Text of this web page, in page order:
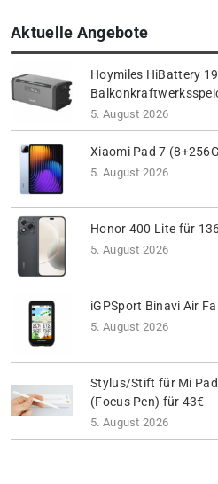
Aktuelle Angebote
Hoymiles HiBattery
5. August 2026
Xiaomi Pad 7
5. August 2026
Honor 400 Lite für
5. August 2026
iGPSport Binavi Air
5. August 2026
Stylus/Stift für Mi
(Focus Pen) für 43€
5. August 2026